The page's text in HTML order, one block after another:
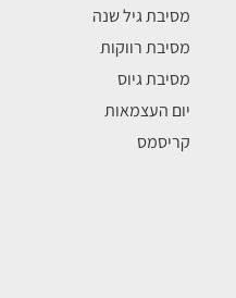
מסיבת גיל שנה
מסיבת רווקות
מסיבת גיוס
יום העצמאות
קריסמס